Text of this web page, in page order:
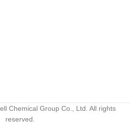
Chemical Group Co., Ltd. All rights
reserved.